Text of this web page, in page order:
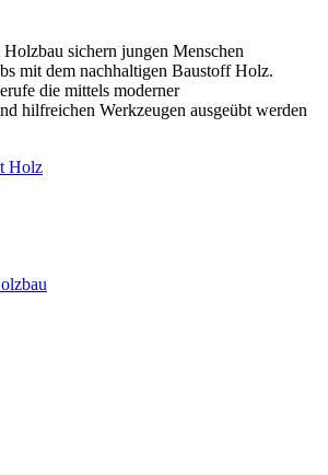
sichern jungen Menschen
mit dem nachhaltigen Baustoff Holz.
die mittels moderner
hilfreichen Werkzeugen ausgeübt werden
Holz